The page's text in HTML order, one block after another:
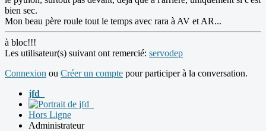
bien sec.
Mon beau père roule tout le temps avec rara à AV et AR...
à bloc!!!
Les utilisateur(s) suivant ont remercié: servodep
Connexion ou Créer un compte pour participer à la conversation.
jfd_
Hors Ligne
Administrateur